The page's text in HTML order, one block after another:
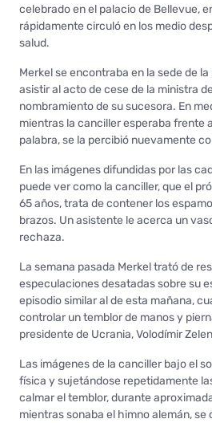
celebrado en el palacio de Bellevue,
rápidamente circuló en los medio
salud.
Merkel se encontraba en la sede de
asistir al acto de cese de la ministra
nombramiento de su sucesora. En
mientras la canciller esperaba frente
palabra, se la percibió nuevamente
En las imágenes difundidas por las
puede ver como la canciller, que el
65 años, trata de contener los
brazos. Un asistente le acerca un
rechaza.
La semana pasada Merkel trató de
especulaciones desatadas sobre su
episodio similar al de esta mañana,
controlar un temblor de manos y
presidente de Ucrania, Volodímir
Las imágenes de la canciller bajo el
física y sujetándose repetidamente
calmar el temblor, durante
mientras sonaba el himno alemán,